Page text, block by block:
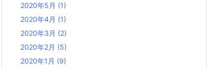
2020年5月 (1)
2020年4月 (1)
2020年3月 (2)
2020年2月 (5)
2020年1月 (9)